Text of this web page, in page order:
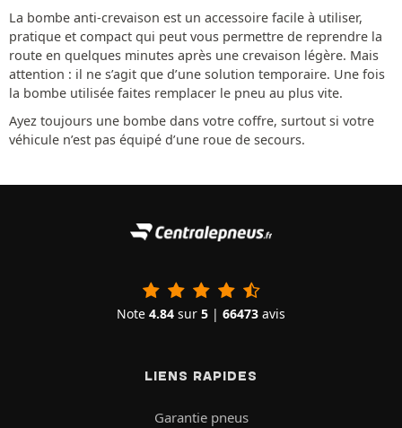
La bombe anti-crevaison est un accessoire facile à utiliser,
pratique et compact qui peut vous permettre de reprendre la
route en quelques minutes après une crevaison légère. Mais
attention : il ne s’agit que d’une solution temporaire. Une fois
la bombe utilisée faites remplacer le pneu au plus vite.
Ayez toujours une bombe dans votre coffre, surtout si votre
véhicule n’est pas équipé d’une roue de secours.
Note 4.84 sur 5 | 66473 avis
LIENS RAPIDES
Garantie pneus